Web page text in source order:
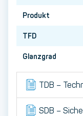
Produkt
TFD
Glanzgrad
TDB –
SDB –